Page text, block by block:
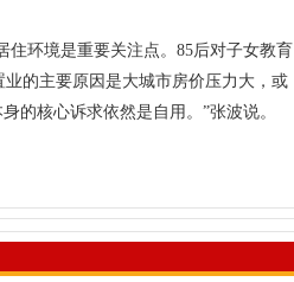
住环境是重要关注点。85后对子女教育
的主要原因是大城市房价压力大，或
的核心诉求依然是自用。”张波说。